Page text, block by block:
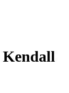
Kendall